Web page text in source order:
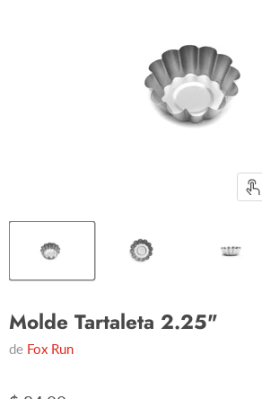
Molde Tartaleta 2.25"
de Fox Run